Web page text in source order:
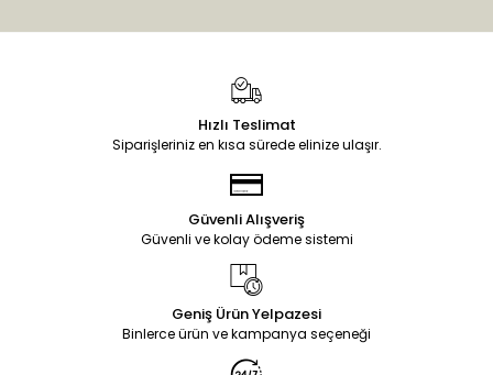
Hızlı Teslimat
Siparişleriniz en kısa sürede elinize ulaşır.
Güvenli Alışveriş
Güvenli ve kolay ödeme sistemi
Geniş Ürün Yelpazesi
Binlerce ürün ve kampanya seçeneği